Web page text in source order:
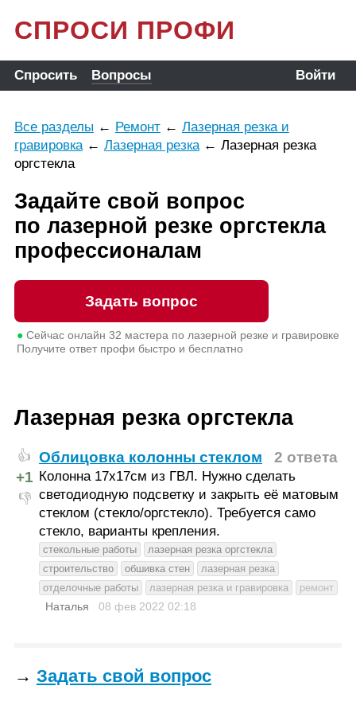
СПРОСИ ПРОФИ
Спросить Вопросы Войти
Все разделы ← Ремонт← Лазерная резка и
гравировка← Лазерная резка← Лазерная резка
оргстекла
Задайте свой вопрос
по лазерной резке оргстекла
профессионалам
Задать вопрос
●Сейчас онлайн 32 мастера по лазерной резке и гравировке
Получите ответ профи быстро и бесплатно
Лазерная резка оргстекла
👍
+1
👎
Облицовка колонны стеклом 2 ответа
Колонна 17х17см из ГВЛ. Нужно сделать
светодиодную подсветку и закрыть её матовым
стеклом (стекло/оргстекло). Требуется само
стекло, варианты крепления.
стекольные работы
лазерная резка оргстекла
строительство
обшивка стен
лазерная резка
отделочные работы
лазерная резка и гравировка ремонт
Наталья 08 фев 2022 02:18
→ Задать свой вопрос